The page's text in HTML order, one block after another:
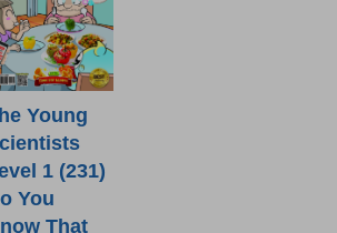
Young
1 (231)
You
That